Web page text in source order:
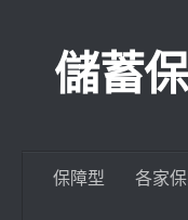
儲蓄
保障型 各家